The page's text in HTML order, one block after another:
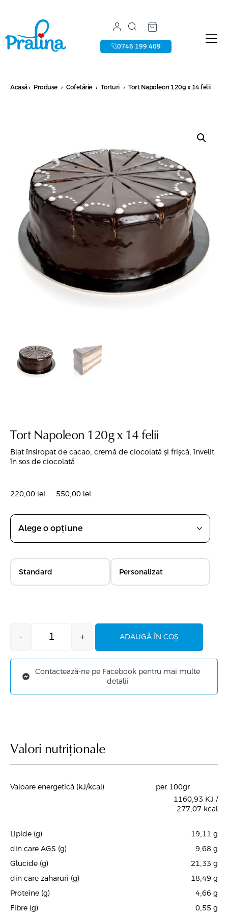
0746 199 409
Acasă› Produse › Cofetărie › Torturi › Tort Napoleon 120g x 14 felii
Tort Napoleon 120g x 14 felii
Blat însiropat de cacao, cremă de ciocolată și frișcă, învelit
în sos de ciocolată
220,00 lei –550,00 lei
Standard Personalizat
- + ADAUGĂ ÎN COȘ
Contactează-ne pe Facebook pentru mai multe
detalii
Valori nutriționale
Valoare energetică (kJ/kcal)
per 100gr
1160,93 KJ /
277,07 kcal
Lipide (g) 19,11 g
din care AGS (g)
9,68 g
Glucide (g)
21,33 g
din care zaharuri (g)
18,49 g
Proteine (g)
4,66 g
Fibre (g)
0,55 g